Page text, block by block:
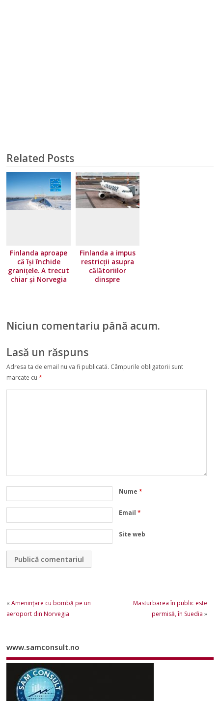
Related Posts
Finlanda aproape
că își închide
granițele. A trecut
chiar și Norvegia
Finlanda a impus
restricţii asupra
călătoriilor
dinspre
condițiile de
călătorie
Niciun comentariu până acum.
Lasă un răspuns
Adresa ta de email nu va fi publicată. Câmpurile obligatorii sunt
marcate cu*
Nume*
Email*
Site web
«Ameninţare cu bombă pe un
aeroport din Norvegia
Masturbarea în public este
permisă, în Suedia »
www.samconsult.no